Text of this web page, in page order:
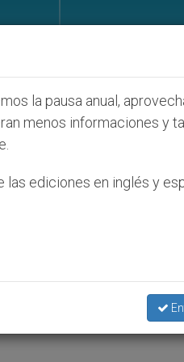
(y no sólo) en Tierra
II,
del Papa
la pausa anual,
menos informaciones y
ediciones en inglés y